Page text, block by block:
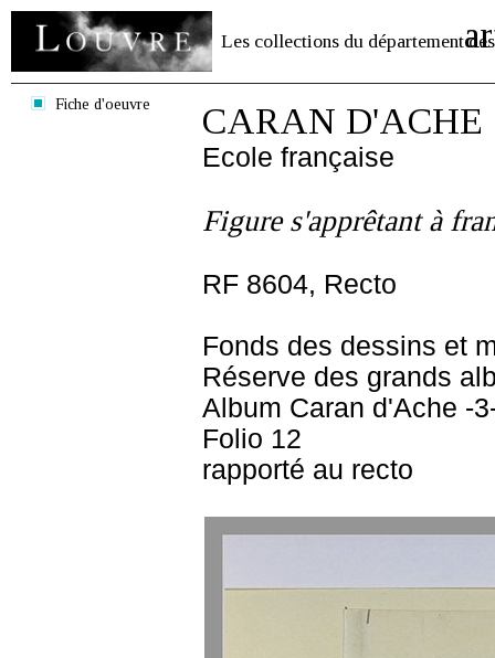
Les collections du département des
Fiche d'oeuvre CARAN D'ACHE
Ecole française
Figure s'apprêtant à
RF 8604, Recto
Fonds des dessins et
Réserve des grands
Album Caran d'Ache -
Folio 12
rapporté au recto